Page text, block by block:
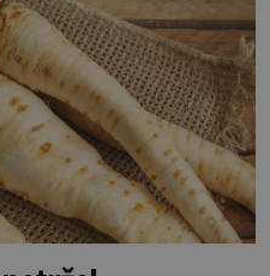
tekutinami. Pomáhají